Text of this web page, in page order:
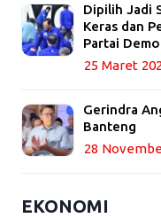
Dipilih Jadi
Keras dan
Partai
25 Maret
Gerindra
Banteng
28
EKONOMI